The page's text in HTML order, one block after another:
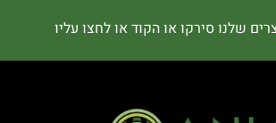
שלנו סירקו או הקוד או לחצו עליו